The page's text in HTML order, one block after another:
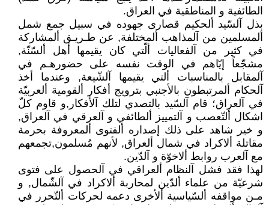
الطائفية و المناطقية في العراق.
بذل آلسّيد ألحكيم قصارى جهوده في سبيل جمع شمل
ألمسلمين من آلمذاهب ألمختلفة, عن طـريـق ألمشاركة
في كثير من آلفعاليات ألّتي كان يقيمها أهل ألسّنّة,
مشجّعاً إيّاهم في الوقت نفسه على حضورهـم في
آلمقابل بالمناسبات ألتي يقيمها آلشّيعة, وعندما أخذ
آلحكام ألمرتبطون بالأجنبي بترويج أفكار ألقومية ألعربيّة
في آلعراق؛ قام آلسّيد بالتصدي لتلك آلأفكار,و قاوم كلّ
اشكال ألتّعصب و آلتمييز ألطائفي و آلعرقي في آلعراق,
و خير شاهد على ذلك إصداره ألفتوى ألمعروفة بحرمة
مقاتلة ألاكراد في شمال ألعراق, لأنهم مُسلمون,تجمعهم
مع آلعرب روابط ألاخوّة و آلدّين.
لهذا فقد فشل آلنظام ألعراقي في آلحصول على فتوى
شرعيّة من علماء ألدّين لمحاربة ألاكراد في آلشّمال, و
مـن مواقفه ألسّياسية ألأخرى دعمه لحركات ألتّحرر في